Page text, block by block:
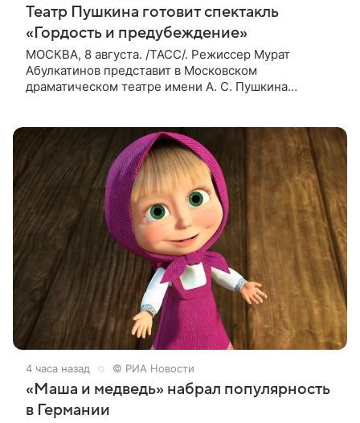
Театр Пушкина готовит спектакль
«Гордость и предубеждение»
МОСКВА, 8 августа. /ТАСС/. Режиссер Мурат
Абулкатинов представит в Московском
драматическом театре имени А. С. Пушкина
4 часа назад © РИА Новости
«Маша и медведь» набрал популярность
в Германии